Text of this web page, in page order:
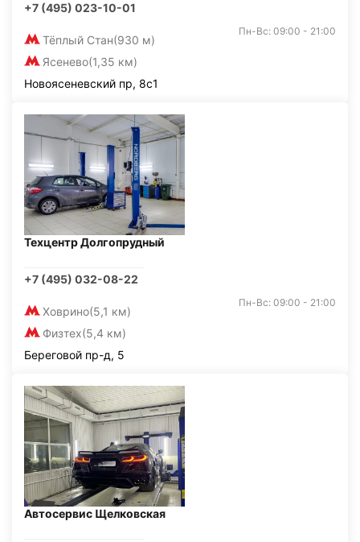
+7 (495) 023-10-01
Тёплый Стан(930 м)
Ясенево(1,35 км)
Пн-Вс: 09:00 - 21:00
Новоясеневский пр, 8с1
Техцентр Долгопрудный
+7 (495) 032-08-22
Ховрино(5,1 км)
Физтех(5,4 км)
Пн-Вс: 09:00 - 21:00
Береговой пр-д, 5
Автосервис Щелковская